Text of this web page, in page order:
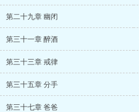
第二十九章 幽闭
第三十一章 醉酒
第三十三章 戒律
第三十五章 分手
第三十七章 爸爸